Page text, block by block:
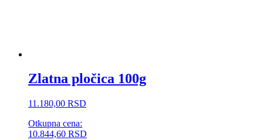
Zlatna pločica 100g
11.180,00 RSD
Otkupna cena:
10.844,60 RSD